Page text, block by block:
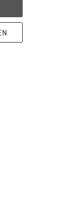
Richtlinien
Öffnet sich in